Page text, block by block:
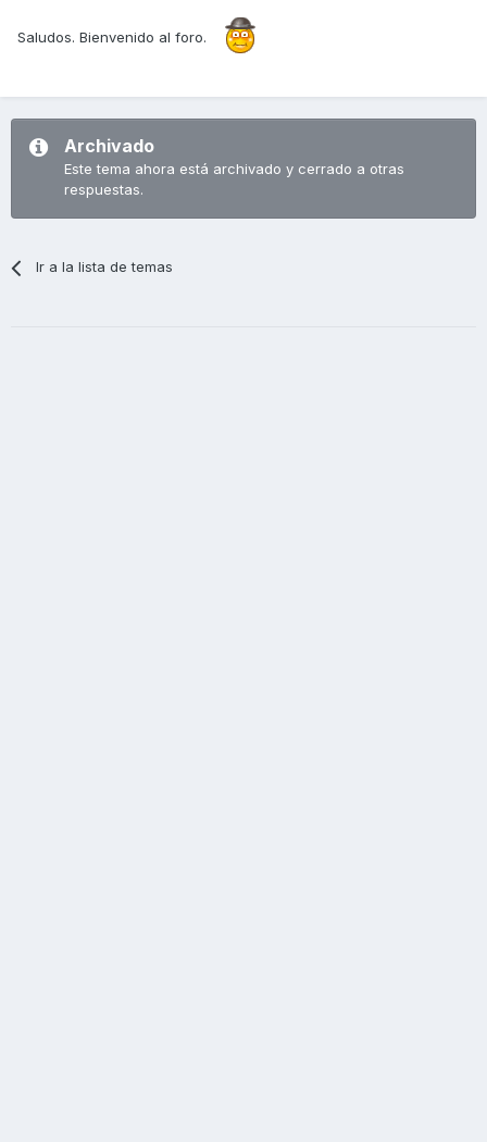
Saludos. Bienvenido al foro.
Archivado
Este tema ahora está archivado y cerrado a otras
respuestas.
Ir a la lista de temas